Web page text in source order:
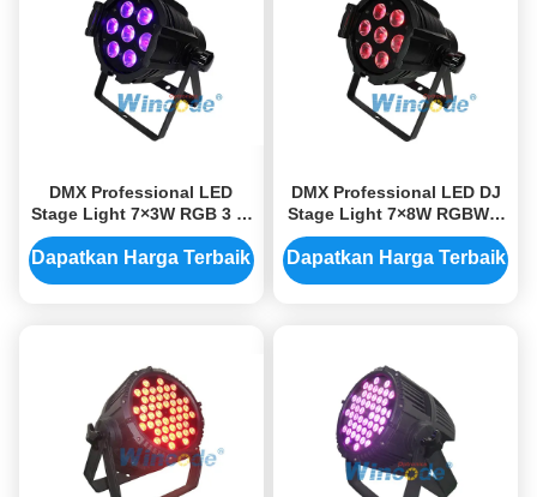
DMX Professional LED
Stage Light 7×3W RGB 3 in
1 LED Par Light
Dapatkan Harga Terbaik
DMX Professional LED DJ
Stage Light 7×8W RGBW 4
in 1 LED Par Light
Dapatkan Harga Terbaik